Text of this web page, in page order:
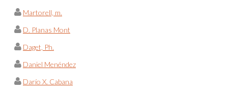
Martorell, m.
D. Planas Mont
Daget, Ph.
Daniel Menéndez
Darío X. Cabana